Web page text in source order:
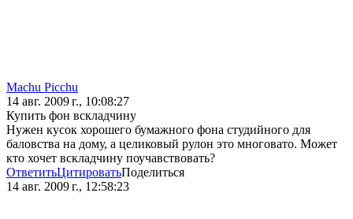
Machu Picchu
14 авг. 2009 г., 10:08:27
Купить фон вскладчину
Нужен кусок хорошего бумажного фона студийного для
баловства на дому, а целиковый рулон это многовато. Может
кто хочет вскладчину поучавствовать?
ОтветитьЦитироватьПоделиться
14 авг. 2009 г., 12:58:23